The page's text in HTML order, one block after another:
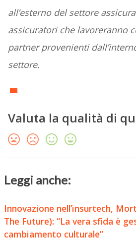
all’esterno del settore
assicuratori che lavoreranno
partner provenienti
settore.
Valuta la qualità di
Leggi anche:
Innovazione nell’insurtech,
The Future): “La vera sfida è
cambiamento culturale”